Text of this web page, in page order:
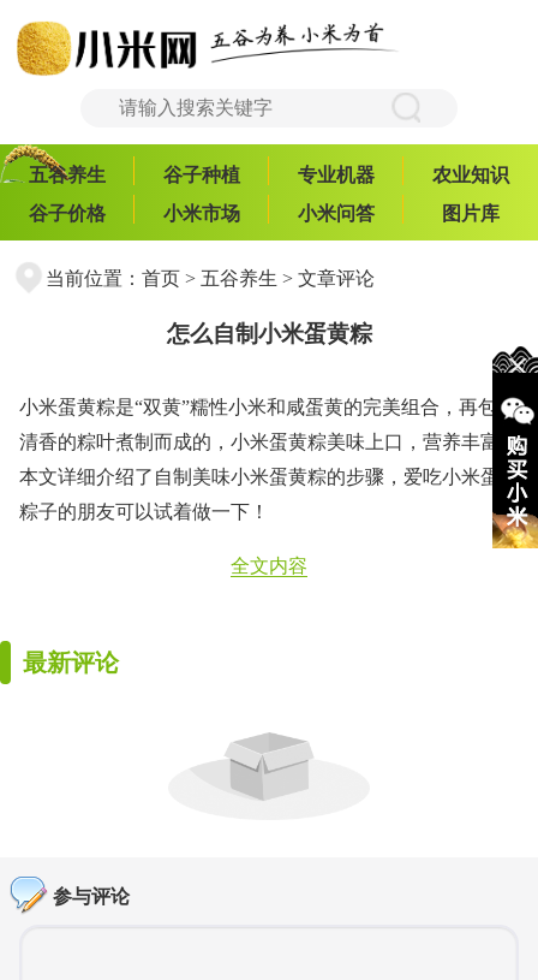
五谷养生 谷子种植 专业机器
农业知识
谷子价格
小米市场 小米问答 图片库
当前位置： 首页> 五谷养生 > 文章评论
怎么自制小米蛋黄粽
小米蛋黄粽是“双黄”糯性小米和咸蛋黄的完美组合，再包上
清香的粽叶煮制而成的，小米蛋黄粽美味上口，营养丰富。
本文详细介绍了自制美味小米蛋黄粽的步骤，爱吃小米蛋黄
粽子的朋友可以试着做一下！
全文内容
最新评论
参与评论